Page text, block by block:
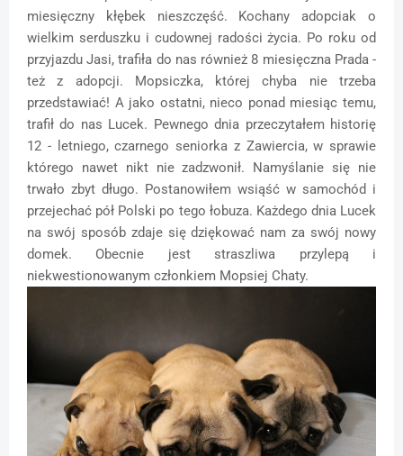
miesięczny kłębek nieszczęść. Kochany adopciak o
wielkim serduszku i cudownej radości życia. Po roku od
przyjazdu Jasi, trafiła do nas również 8 miesięczna Prada -
też z adopcji. Mopsiczka, której chyba nie trzeba
przedstawiać! A jako ostatni, nieco ponad miesiąc temu,
trafił do nas Lucek. Pewnego dnia przeczytałem historię
12 - letniego, czarnego seniorka z Zawiercia, w sprawie
którego nawet nikt nie zadzwonił. Namyślanie się nie
trwało zbyt długo. Postanowiłem wsiąść w samochód i
przejechać pół Polski po tego łobuza. Każdego dnia Lucek
na swój sposób zdaje się dziękować nam za swój nowy
domek. Obecnie jest straszliwa przylepą i
niekwestionowanym członkiem Mopsiej Chaty.